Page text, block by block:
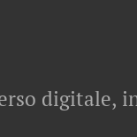
digitale,